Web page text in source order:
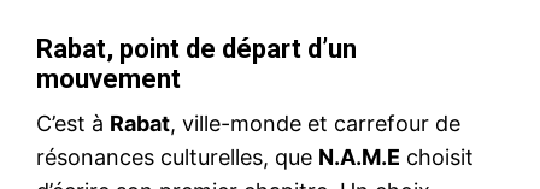
Rabat, point de départ d’un
mouvement
C’est à Rabat, ville-monde et carrefour de
résonances culturelles, que N.A.M.E choisit